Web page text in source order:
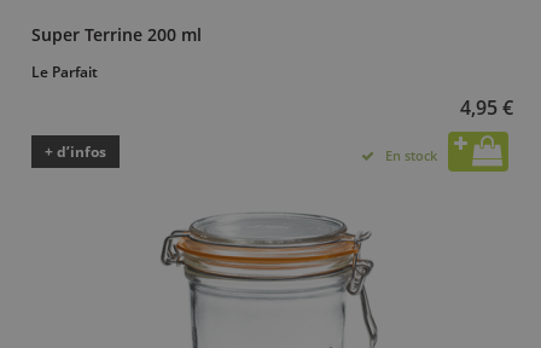
Super Terrine 200 ml
Le Parfait
4,95 €
+ d’infos En stock